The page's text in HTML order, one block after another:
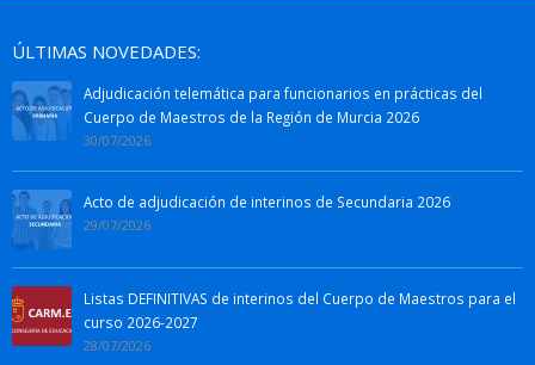
ÚLTIMAS NOVEDADES:
Adjudicación telemática para funcionarios en prácticas del
Cuerpo de Maestros de la Región de Murcia 2026
30/07/2026
Acto de adjudicación de interinos de Secundaria 2026
29/07/2026
Listas DEFINITIVAS de interinos del Cuerpo de Maestros para el
curso 2026-2027
28/07/2026